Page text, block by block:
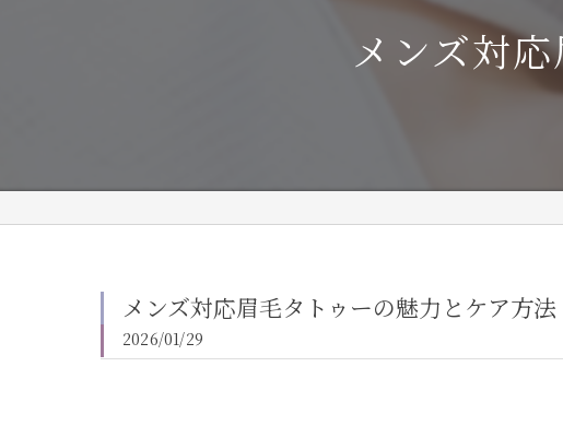
メンズ対
メンズ対応眉毛タトゥーの魅力とケア方法
2026/01/29